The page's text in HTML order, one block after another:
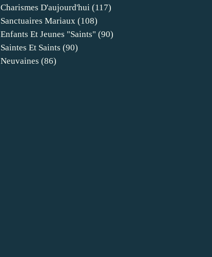
Charismes D'aujourd'hui (117)
Sanctuaires Mariaux (108)
Enfants Et Jeunes "saints" (90)
Saintes Et Saints (90)
Neuvaines (86)